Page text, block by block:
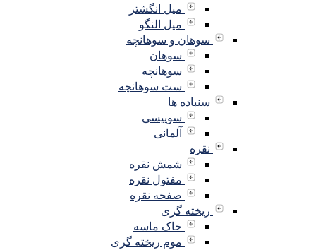
میل انگشتر
میل النگو
سوهان و سوهانچه
سوهان
سوهانچه
ست سوهانچه
سنباده ها
سوییسی
آلمانی
نقره
شمش نقره
مفتول نقره
صفحه نقره
ریخته گری
خاک ماسه
موم ریخته گری